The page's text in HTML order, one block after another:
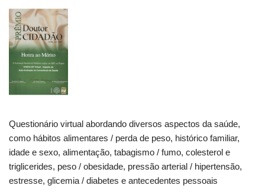
Questionário virtual abordando diversos aspectos da saúde,
como hábitos alimentares / perda de peso, histórico familiar,
idade e sexo, alimentação, tabagismo / fumo, colesterol e
triglicerides, peso / obesidade, pressão arterial / hipertensão,
estresse, glicemia / diabetes e antecedentes pessoais